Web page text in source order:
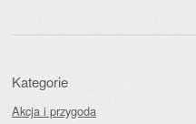
Kategorie
Akcja i przygoda